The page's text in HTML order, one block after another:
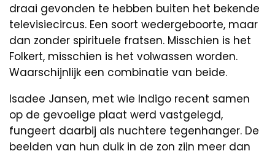
draai gevonden te hebben buiten het bekende
televisiecircus. Een soort wedergeboorte, maar
dan zonder spirituele fratsen. Misschien is het
Folkert, misschien is het volwassen worden.
Waarschijnlijk een combinatie van beide.
Isadee Jansen, met wie Indigo recent samen
op de gevoelige plaat werd vastgelegd,
fungeert daarbij als nuchtere tegenhanger. De
beelden van hun duik in de zon zijn meer dan